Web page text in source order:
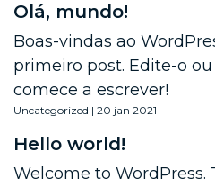
Olá, mundo!
Boas-vindas ao
primeiro post. Edite-o
comece a escrever!
Uncategorized | 20 jan 2021
Hello world!
Welcome to WordPress.